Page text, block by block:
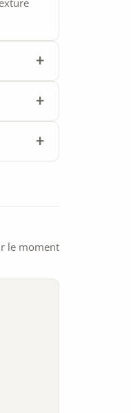
le moment